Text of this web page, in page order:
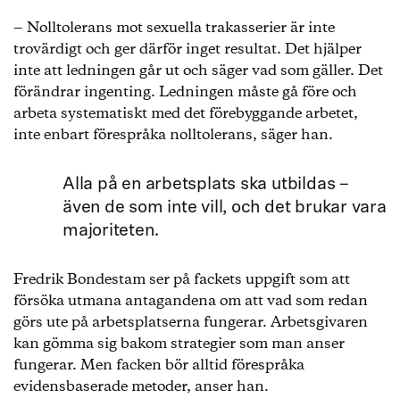
‒ Nolltolerans mot sexuella trakasserier är inte
trovärdigt och ger därför inget resultat. Det hjälper
inte att ledningen går ut och säger vad som gäller. Det
förändrar ingenting. Ledningen måste gå före och
arbeta systematiskt med det förebyggande arbetet,
inte enbart förespråka nolltolerans, säger han.
Alla på en arbetsplats ska utbildas –
även de som inte vill, och det brukar vara
majoriteten.
Fredrik Bondestam ser på fackets uppgift som att
försöka utmana antagandena om att vad som redan
görs ute på arbetsplatserna fungerar. Arbetsgivaren
kan gömma sig bakom strategier som man anser
fungerar. Men facken bör alltid förespråka
evidensbaserade metoder, anser han.